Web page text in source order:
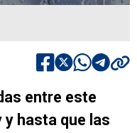
entre este
y hasta que las